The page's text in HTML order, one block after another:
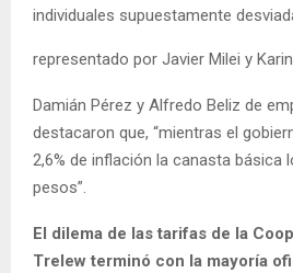
individuales supuestamente
representado por Javier Milei y
Damián Pérez y Alfredo Beliz de
destacaron que, “mientras el
2,6% de inflación la canasta básica
pesos”.
El dilema de las tarifas de la
Trelew terminó con la mayoría